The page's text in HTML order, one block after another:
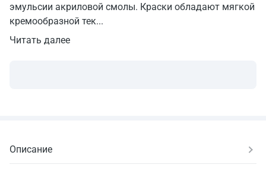
эмульсии акриловой смолы. Краски обладают мягкой
кремообразной тек...
Читать далее
Описание